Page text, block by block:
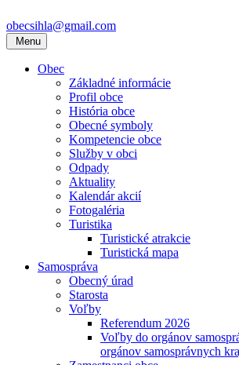
obecsihla@gmail.com
Menu
Obec
Základné informácie
Profil obce
História obce
Obecné symboly
Kompetencie obce
Služby v obci
Odpady
Aktuality
Kalendár akcií
Fotogaléria
Turistika
Turistické atrakcie
Turistická mapa
Samospráva
Obecný úrad
Starosta
Voľby
Referendum 2026
Voľby do orgánov
orgánov samosprávnych